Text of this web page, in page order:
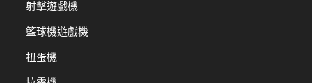
射擊遊戲機
籃球機遊戲機
扭蛋機